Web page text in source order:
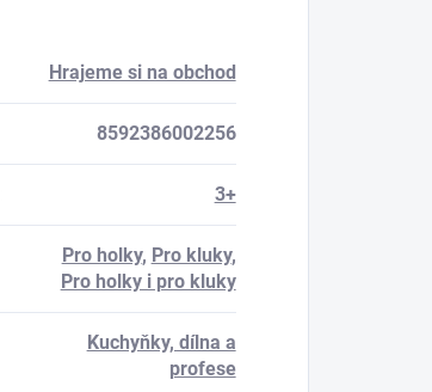
Hrajeme si na obchod
8592386002256
3+
Pro holky, Pro kluky,
Pro holky i pro kluky
Kuchyňky, dílna a
profese